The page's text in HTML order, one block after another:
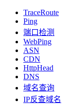
TraceRoute
Ping
端口检测
WebPing
ASN
CDN
HttpHead
DNS
域名查询
IP反查域名